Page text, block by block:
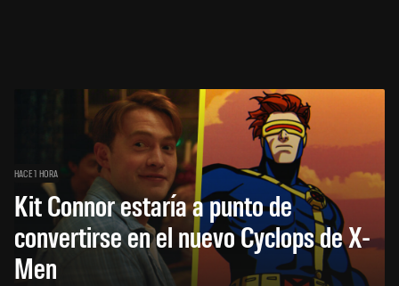
HACE 1 HORA
Kit Connor estaría a punto de
convertirse en el nuevo Cyclops de X-
Men